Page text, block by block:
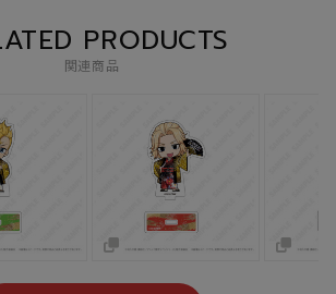
PRODUCTS
関連商品